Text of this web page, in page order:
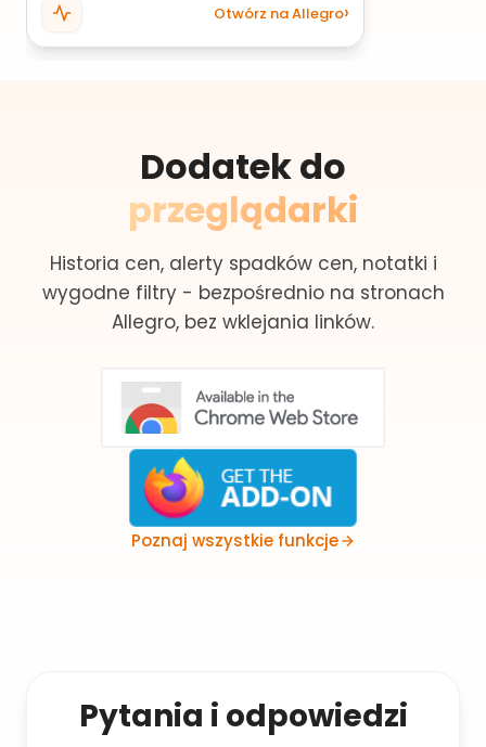
Otwórz na Allegro
Dodatek do
przeglądarki
Historia cen, alerty spadków cen, notatki i
wygodne filtry - bezpośrednio na stronach
Allegro, bez wklejania linków.
Poznaj wszystkie funkcje
Pytania i odpowiedzi